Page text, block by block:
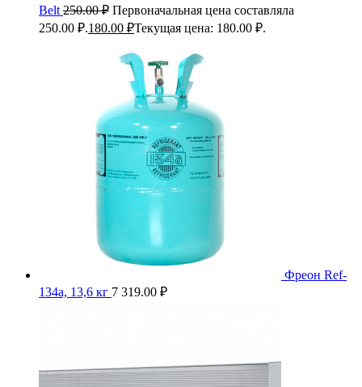
Belt 250.00₽ Первоначальная цена составляла
250.00 ₽.180.00 ₽Текущая цена: 180.00 ₽.
Фреон Ref-
134a, 13,6 кг 7 319.00 ₽